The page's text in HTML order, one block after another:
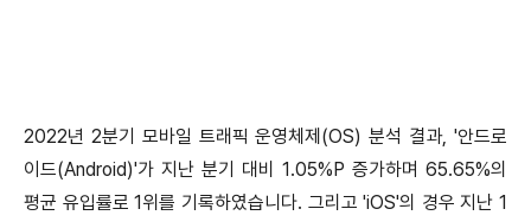
2022년 2분기 모바일 트래픽 운영체제(OS) 분석 결과, '안드로
이드(Android)'가 지난 분기 대비 1.05%P 증가하며 65.65%의
평균 유입률로 1위를 기록하였습니다. 그리고 'iOS'의 경우 지난 1